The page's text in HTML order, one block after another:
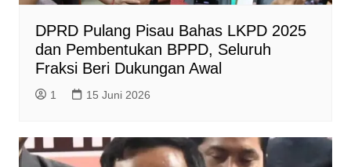
DPRD Pulang Pisau Bahas LKPD 2025
dan Pembentukan BPPD, Seluruh
Fraksi Beri Dukungan Awal
1 15 Juni 2026